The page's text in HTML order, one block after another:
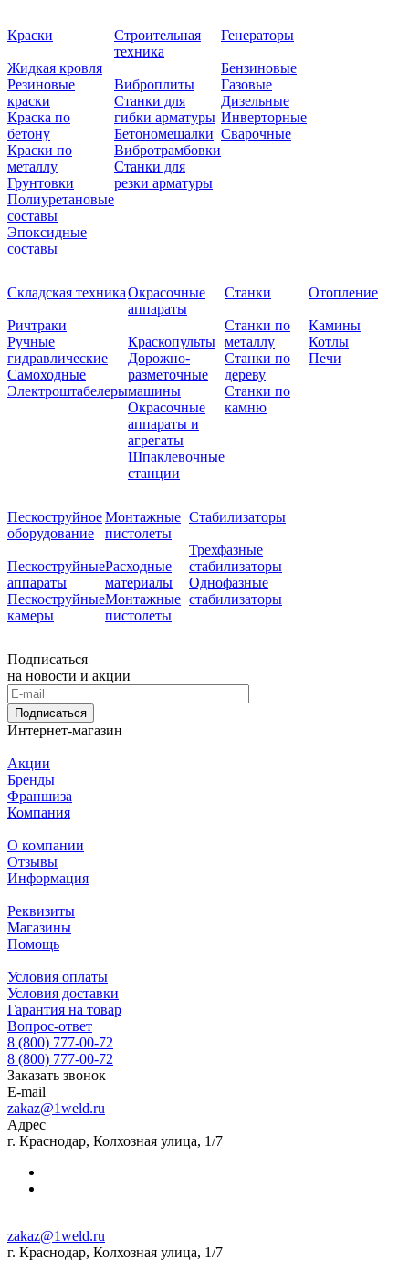
Краски
Жидкая кровля
Резиновые
краски
Краска по
бетону
Краски по
металлу
Грунтовки
Полиуретановые
составы
Эпоксидные
составы
Строительная
техника
Виброплиты
Станки для
гибки арматуры
Бетономешалки
Вибротрамбовки
Станки для
резки арматуры
Генераторы
Бензиновые
Газовые
Дизельные
Инверторные
Сварочные
Складская техника
Ричтраки
Ручные
гидравлические
Самоходные
Электроштабелеры
Окрасочные
аппараты
Краскопульты
Дорожно-
разметочные
машины
Окрасочные
аппараты и
агрегаты
Шпаклевочные
станции
Станки
Станки по
металлу
Станки по
дереву
Станки по
камню
Отопление
Камины
Котлы
Печи
Пескоструйное
оборудование
Пескоструйные
аппараты
Пескоструйные
камеры
Монтажные
пистолеты
Расходные
материалы
Монтажные
пистолеты
Стабилизаторы
Трехфазные
стабилизаторы
Однофазные
стабилизаторы
Подписаться
на новости и акции
Подписаться
Интернет-магазин
Акции
Бренды
Франшиза
Компания
О компании
Отзывы
Информация
Реквизиты
Магазины
Помощь
Условия оплаты
Условия доставки
Гарантия на товар
Вопрос-ответ
8 (800) 777-00-72
8 (800) 777-00-72
Заказать звонок
E-mail
zakaz@1weld.ru
Адрес
г. Краснодар, Колхозная улица, 1/7
zakaz@1weld.ru
г. Краснодар, Колхозная улица, 1/7